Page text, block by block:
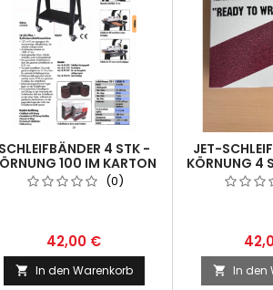
SCHLEIFBÄNDER 4 STK -
100 IM KARTON
(0)
42,00 €
 In den Warenkorb
JET-
KÖRNUNG 4
 In den